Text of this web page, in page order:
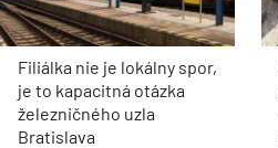
Filiálka nie je lokálny spor,
je to kapacitná otázka
železničného uzla
Bratislava